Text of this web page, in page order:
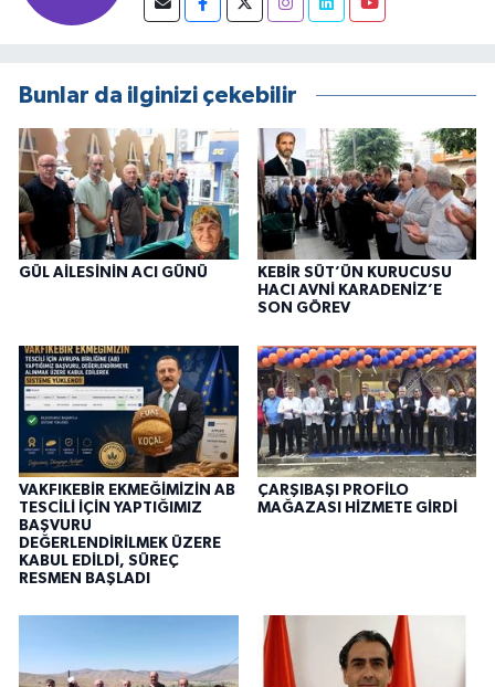
Bunlar da ilginizi çekebilir
GÜL AİLESİNİN ACI GÜNÜ
KEBİR SÜT’ÜN KURUCUSU
HACI AVNİ KARADENİZ’E
SON GÖREV
VAKFIKEBİR EKMEĞİMİZİN AB
TESCİLİ İÇİN YAPTIĞIMIZ
BAŞVURU
DEĞERLENDİRİLMEK ÜZERE
KABUL EDİLDİ, SÜREÇ
RESMEN BAŞLADI
ÇARŞIBAŞI PROFİLO
MAĞAZASI HİZMETE GİRDİ